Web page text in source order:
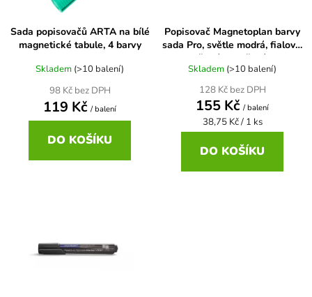
t
ů
o
Sada popisovačů ARTA na bílé
magnetické tabule, 4 barvy
Skladem (>10 balení)
98 Kč bez DPH
119 Kč / balení
DO KOŠÍKU
Popisovač Magnetoplan barvy
sada Pro, světle modrá, fialová,
žlutá, oranžová
Skladem (>10 balení)
128 Kč bez DPH
155 Kč / balení
Měrná
cena:
38,75 Kč / 1 ks
DO KOŠÍKU